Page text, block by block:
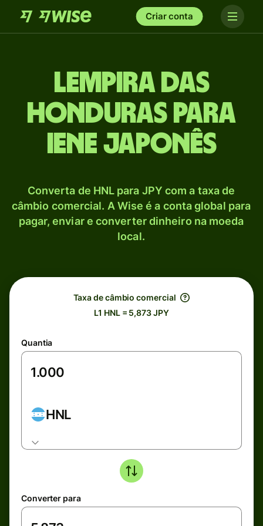
Criar conta
Lempira das
Honduras para
Iene japonês
Converta de HNL para JPY com a taxa de
câmbio comercial. A Wise é a conta global para
pagar, enviar e converter dinheiro na moeda
local.
Taxa de câmbio comercial
L1 HNL = 5,873 JPY
Quantia
HNL
Converter para